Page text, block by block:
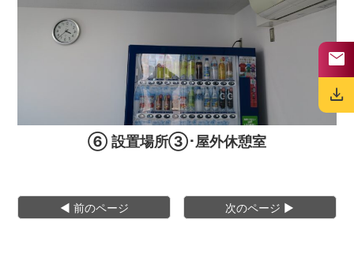
mail
download
⑥ 設置場所③･屋外休憩室
◀︎ 前のページ 次のページ ▶︎